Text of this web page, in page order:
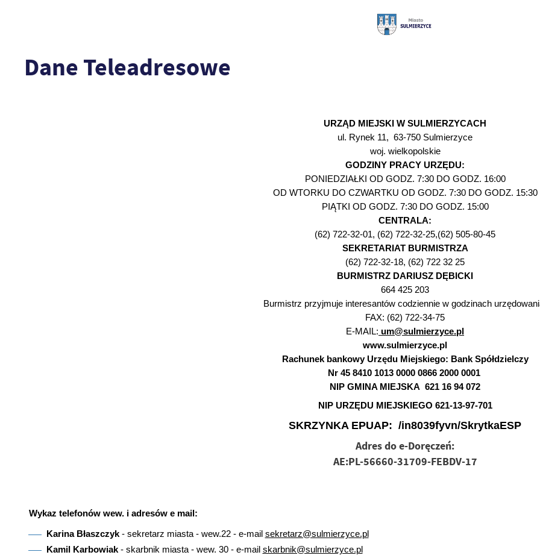
Dane Teleadresowe
URZĄD MIEJSKI W SULMIERZYCACH
ul. Rynek 11, 63-750 Sulmierzyce
woj. wielkopolskie
GODZINY PRACY URZĘDU:
PONIEDZIAŁKI OD GODZ. 7:30 DO GODZ. 16:00
OD WTORKU DO CZWARTKU OD GODZ. 7:30 DO GODZ. 15:30
PIĄTKI OD GODZ. 7:30 DO GODZ. 15:00
CENTRALA:
(62) 722-32-01, (62) 722-32-25,(62) 505-80-45
SEKRETARIAT BURMISTRZA
(62) 722-32-18, (62) 722 32 25
BURMISTRZ DARIUSZ DĘBICKI
664 425 203
Burmistrz przyjmuje interesantów codziennie w godzinach
FAX: (62) 722-34-75
E-MAIL: um@sulmierzyce.pl
www.sulmierzyce.pl
Rachunek bankowy Urzędu Miejskiego: Bank Spółdzielczy
Nr 45 8410 1013 0000 0866 2000 0001
NIP GMINA MIEJSKA 621 16 94 072
NIP URZĘDU MIEJSKIEGO 621-13-97-701
SKRZYNKA EPUAP: /in8039fyvn/SkrytkaESP
Adres do e-Doręczeń:
AE:PL-56660-31709-FEBDV-17
Wykaz telefonów wew. i adresów e mail:
Karina Błaszczyk- sekretarz miasta - wew.22 - e-mail sekretarz@sulmierzyce.pl
Kamil Karbowiak- skarbnik miasta - wew. 30 - e-mail skarbnik@sulmierzyce.pl